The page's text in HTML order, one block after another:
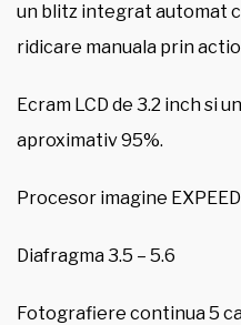
un blitz integrat automat
ridicare manuala prin
Ecram LCD de 3.2 inch si
aproximativ 95%.
Procesor imagine
Diafragma 3.5 – 5.6
Fotografiere continua 5